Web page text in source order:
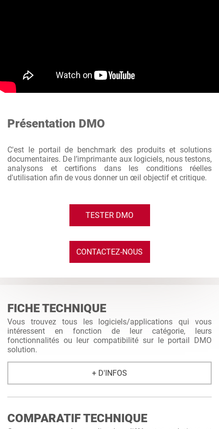
Présentation DMO
C'est le portail de benchmark des produits et solutions
documentaires. De l’imprimante aux logiciels, nous testons,
analysons et certifions dans les conditions réelles
d'utilisation afin de vous donner un œil objectif et critique.
TESTER DMO
CONTACTEZ-NOUS
FICHE TECHNIQUE
Vous trouvez tous les logiciels/applications qui vous
intéressent en fonction de leur catégorie, leurs
fonctionnalités ou leur compatibilité sur le portail DMO
solution.
+ D'INFOS
COMPARATIF TECHNIQUE